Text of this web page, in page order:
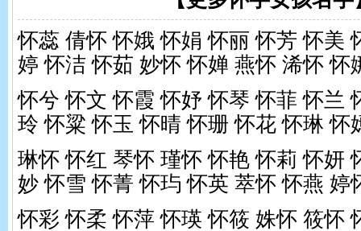
怀蕊 倩怀 怀娥 怀娟 怀丽 怀芳 怀美
婷 怀洁 怀茹 妙怀 怀婵 燕怀 浠怀 怀
怀兮 怀文 怀霞 怀妤 怀琴 怀菲 怀兰
玲 怀粱 怀玉 怀晴 怀珊 怀花 怀琳 怀
琳怀 怀红 琴怀 瑾怀 怀艳 怀莉 怀妍
妙 怀雪 怀菁 怀玙 怀英 萃怀 怀燕 婷
怀彩 怀柔 怀萍 怀瑛 怀筱 姝怀 筱怀